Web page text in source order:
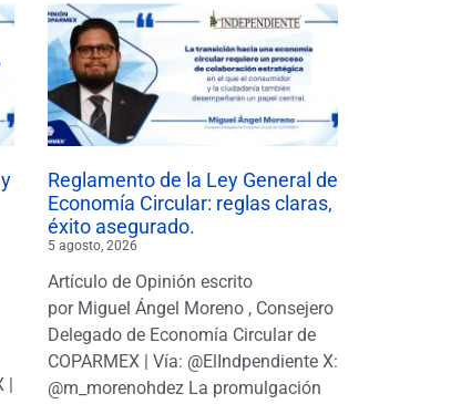
|
Reglamento de la Ley General de
Economía Circular: reglas claras,
éxito asegurado.
5 agosto, 2026
Artículo de Opinión escrito
por Miguel Ángel Moreno , Consejero
Delegado de Economía Circular de
COPARMEX | Vía: @ElIndpendiente X:
@m_morenohdez La promulgación